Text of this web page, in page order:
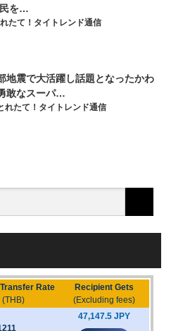
を…
たて！タイトレンド通信
地震で大活躍し話題となったかわ
敢なスーパ…
れたて！タイトレンド通信